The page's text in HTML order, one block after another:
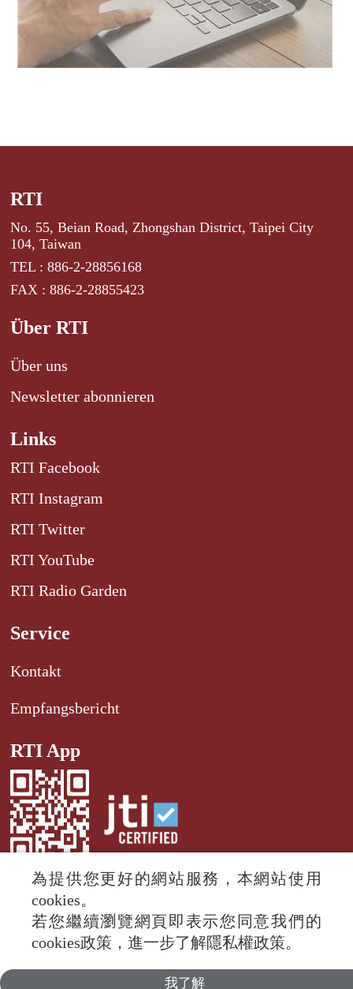
RTI
No. 55, Beian Road, Zhongshan District, Taipei City
104, Taiwan
TEL : 886-2-28856168
FAX : 886-2-28855423
Über RTI
Über uns
Newsletter abonnieren
Links
RTI Facebook
RTI Instagram
RTI Twitter
RTI YouTube
RTI Radio Garden
Service
Kontakt
Empfangsbericht
RTI App
© 2024 RTI (Radio Taiwan International).
All rights reserved.
為提供您更好的網站服務，本網站使用
cookies。
若您繼續瀏覽網頁即表示您同意我們的
cookies政策，進一步了解隱私權政策。
我了解